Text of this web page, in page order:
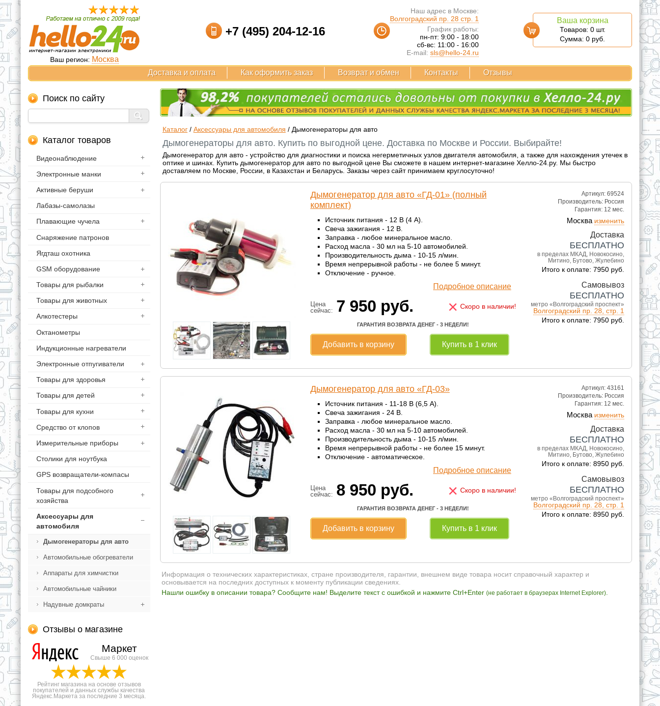
Ваш регион: Москва
+7 (495) 204-12-16
Наш адрес в Москве:
Волгоградский пр. 28 стр. 1
График работы:
пн-пт: 9:00 - 18:00
сб-вс: 11:00 - 16:00
E-mail: sls@hello-24.ru
Ваша корзина
Товаров: 0 шт.
Сумма: 0 руб.
Доставка и оплата Как оформить заказ Возврат и обмен Контакты Отзывы
Поиск по сайту
Каталог товаров
Видеонаблюдение
Электронные манки
Активные беруши
Лабазы-самолазы
Плавающие чучела
Снаряжение патронов
Ягдташ охотника
GSM оборудование
Товары для рыбалки
Товары для животных
Алкотестеры
Октанометры
Индукционные нагреватели
Электронные отпугиватели
Товары для здоровья
Товары для детей
Товары для кухни
Средство от клопов
Измерительные приборы
Столики для ноутбука
GPS возвращатели-компасы
Товары для подсобного
хозяйства
Аксессуары для
автомобиля
Дымогенераторы для авто
Автомобильные обогреватели
Аппараты для химчистки
Автомобильные чайники
Надувные домкраты
Отзывы о магазине
Маркет
Свыше 6 000 оценок
Рейтинг магазина на основе отзывов
покупателей и данных службы качества
Яндекс.Маркета за последние 3 месяца.
Каталог/ Аксессуары для автомобиля / Дымогенераторы для авто
Дымогенераторы для авто. Купить по выгодной цене. Доставка по Москве и России. Выбирайте!
Дымогенератор для авто - устройство для диагностики и поиска негерметичных узлов двигателя автомобиля, а также для нахождения утечек в
оптике и шинах. Купить дымогенератор для авто по выгодной цене Вы сможете в нашем интернет-магазине Хелло-24.ру. Мы быстро
доставляем по Москве, России, в Казахстан и Беларусь. Заказы через сайт принимаем круглосуточно!
Артикул: 69524
Производитель: Россия
Гарантия: 12 мес.
Москва изменить
Доставка
БЕСПЛАТНО
в пределах МКАД, Новокосино,
Митино, Бутово, Жулебино
Итого к оплате: 7950 руб.
Самовывоз
БЕСПЛАТНО
метро «Волгоградский проспект»
Волгоградский пр. 28, стр. 1
Итого к оплате: 7950 руб.
Дымогенератор для авто «ГД-01» (полный
комплект)
Источник питания - 12 В (4 А).
Свеча зажигания - 12 В.
Заправка - любое минеральное масло.
Расход масла - 30 мл на 5-10 автомобилей.
Производительность дыма - 10-15 л/мин.
Время непрерывной работы - не более 5 минут.
Отключение - ручное.
Подробное описание
Цена
сейчас: 7 950 руб. × Скоро в наличии!
ГАРАНТИЯ ВОЗВРАТА ДЕНЕГ - 3 НЕДЕЛИ!
Добавить в корзину Купить в 1 клик
Артикул: 43161
Производитель: Россия
Гарантия: 12 мес.
Москва изменить
Доставка
БЕСПЛАТНО
в пределах МКАД, Новокосино,
Митино, Бутово, Жулебино
Итого к оплате: 8950 руб.
Самовывоз
БЕСПЛАТНО
метро «Волгоградский проспект»
Волгоградский пр. 28, стр. 1
Итого к оплате: 8950 руб.
Дымогенератор для авто «ГД-03»
Источник питания - 11-18 В (6,5 А).
Свеча зажигания - 24 В.
Заправка - любое минеральное масло.
Расход масла - 30 мл на 5-10 автомобилей.
Производительность дыма - 10-15 л/мин.
Время непрерывной работы - не более 15 минут.
Отключение - автоматическое.
Подробное описание
Цена
сейчас: 8 950 руб. × Скоро в наличии!
ГАРАНТИЯ ВОЗВРАТА ДЕНЕГ - 3 НЕДЕЛИ!
Добавить в корзину Купить в 1 клик
Информация о технических характеристиках, стране производителя, гарантии, внешнем виде товара носит справочный характер и
основывается на последних доступных к моменту публикации сведениях.
Нашли ошибку в описании товара? Сообщите нам! Выделите текст с ошибкой и нажмите Ctrl+Enter (не работает в браузерах Internet Explorer).